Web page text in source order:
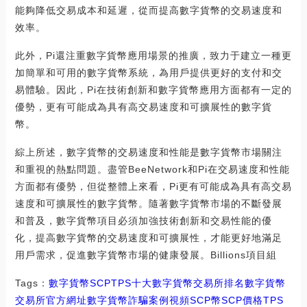
能夠降低交易成本和延遲，從而提高數字貨幣的交易速度和
效率。
此外，Pi還注重數字貨幣應用場景的推廣，致力于建立一種更
加簡單和可用的數字貨幣系統，為用戶提供更好的支付和交
易體驗。因此，Pi在技術創新和數字貨幣應用方面都有一定的
優勢，更有可能成為具有高交易速度和可擴展性的數字貨
幣。
綜上所述，數字貨幣的交易速度和性能是數字貨幣市場關注
和重視的熱點問題。盡管BeeNetwork和Pi在交易速度和性能
方面都有優勢，但從整體上來看，Pi更有可能成為具有高交易
速度和可擴展性的數字貨幣。隨著數字貨幣市場的不斷發展
和普及，數字貨幣項目必須加強技術創新和交易性能的優
化，提高數字貨幣的交易速度和可擴展性，才能更好地滿足
用戶需求，促進數字貨幣市場的健康發展。Billions項目組
Tags： 數字貨幣SCPTPS十大數字貨幣交易所排名數字貨幣
交易所官方網址數字貨幣詐騙案例視頻SCP幣SCP價格TPS